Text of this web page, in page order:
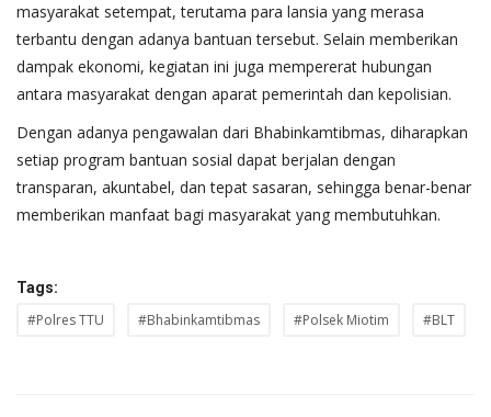
masyarakat setempat, terutama para lansia yang merasa
terbantu dengan adanya bantuan tersebut. Selain memberikan
dampak ekonomi, kegiatan ini juga mempererat hubungan
antara masyarakat dengan aparat pemerintah dan kepolisian.
Dengan adanya pengawalan dari Bhabinkamtibmas, diharapkan
setiap program bantuan sosial dapat berjalan dengan
transparan, akuntabel, dan tepat sasaran, sehingga benar-benar
memberikan manfaat bagi masyarakat yang membutuhkan.
Tags:
#Polres TTU #Bhabinkamtibmas #Polsek Miotim #BLT